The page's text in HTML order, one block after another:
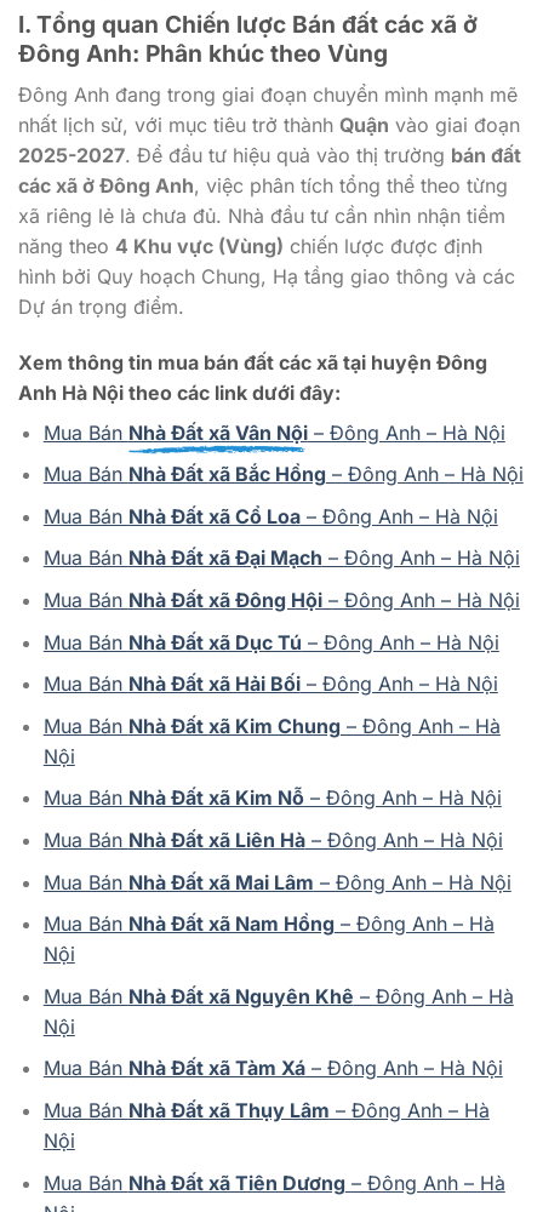
I. Tổng quan Chiến lược Bán đất các xã ở
Đông Anh: Phân khúc theo Vùng
Đông Anh đang trong giai đoạn chuyển mình mạnh mẽ
nhất lịch sử, với mục tiêu trở thành Quận vào giai đoạn
2025-2027. Để đầu tư hiệu quả vào thị trường bán đất
các xã ở Đông Anh, việc phân tích tổng thể theo từng
xã riêng lẻ là chưa đủ. Nhà đầu tư cần nhìn nhận tiềm
năng theo 4 Khu vực (Vùng) chiến lược được định
hình bởi Quy hoạch Chung, Hạ tầng giao thông và các
Dự án trọng điểm.
Xem thông tin mua bán đất các xã tại huyện Đông
Anh Hà Nội theo các link dưới đây:
Mua Bán Nhà Đất xã Vân Nội– Đông Anh – Hà Nội
Mua Bán Nhà Đất xã Bắc Hồng – Đông Anh – Hà Nội
Mua Bán Nhà Đất xã Cổ Loa– Đông Anh – Hà Nội
Mua Bán Nhà Đất xã Đại Mạch – Đông Anh – Hà Nội
Mua Bán Nhà Đất xã Đông Hội– Đông Anh – Hà Nội
Mua Bán Nhà Đất xã Dục Tú – Đông Anh – Hà Nội
Mua Bán Nhà Đất xã Hải Bối– Đông Anh – Hà Nội
Mua Bán Nhà Đất xã Kim Chung – Đông Anh – Hà
Nội
Mua Bán Nhà Đất xã Kim Nỗ– Đông Anh – Hà Nội
Mua Bán Nhà Đất xã Liên Hà– Đông Anh – Hà Nội
Mua Bán Nhà Đất xã Mai Lâm – Đông Anh – Hà Nội
Mua Bán Nhà Đất xã Nam Hồng – Đông Anh – Hà
Nội
Mua Bán Nhà Đất xã Nguyên Khê – Đông Anh – Hà
Nội
Mua Bán Nhà Đất xã Tàm Xá– Đông Anh – Hà Nội
Mua Bán Nhà Đất xã Thụy Lâm – Đông Anh – Hà
Nội
Mua Bán Nhà Đất xã Tiên Dương – Đông Anh – Hà